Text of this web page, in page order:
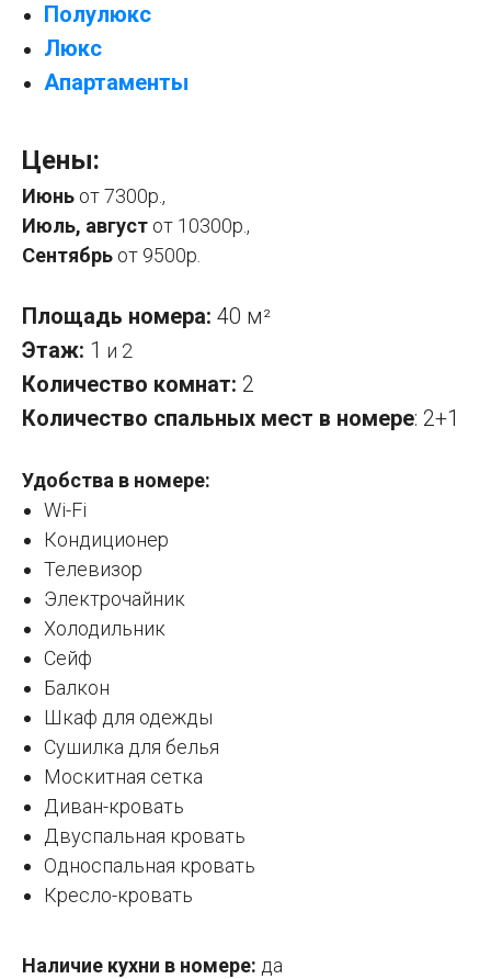
Полулюкс
Люкс
Апартаменты
Цены:
Июнь от 7300р.,
Июль, август от 10300р.,
Сентябрь от 9500р.
Площадь номера: 40 м²
Этаж: 1 и 2
Количество комнат: 2
Количество спальных мест в номере: 2+1
Удобства в номере:
Wi-Fi
Кондиционер
Телевизор
Электрочайник
Холодильник
Сейф
Балкон
Шкаф для одежды
Сушилка для белья
Москитная сетка
Диван-кровать
Двуспальная кровать
Односпальная кровать
Кресло-кровать
Наличие кухни в номере: да